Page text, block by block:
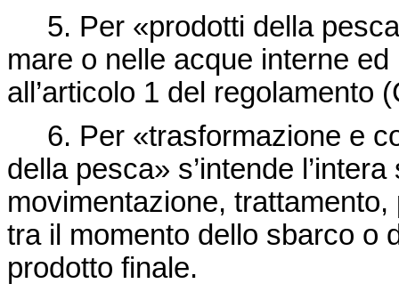
5. Per «prodotti della
mare o nelle acque interne
all’articolo 1 del regolamento
6. Per «trasformazione e
della pesca» s’intende
movimentazione,
tra il momento dello sbarco o
prodotto finale.